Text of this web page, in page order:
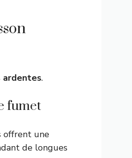
ardentes.
fumet
offrent une
de longues